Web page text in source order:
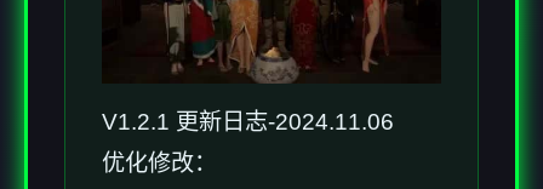
V1.2.1 更新日志-2024.11.06
优化修改：